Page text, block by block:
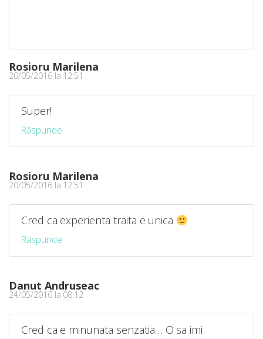
Rosioru Marilena
20/05/2016 la 12:51
Super!
Răspunde
Rosioru Marilena
20/05/2016 la 12:51
Cred ca experienta traita e unica
Răspunde
Danut Andruseac
24/05/2016 la 08:12
Cred ca e minunata senzatia… O sa imi